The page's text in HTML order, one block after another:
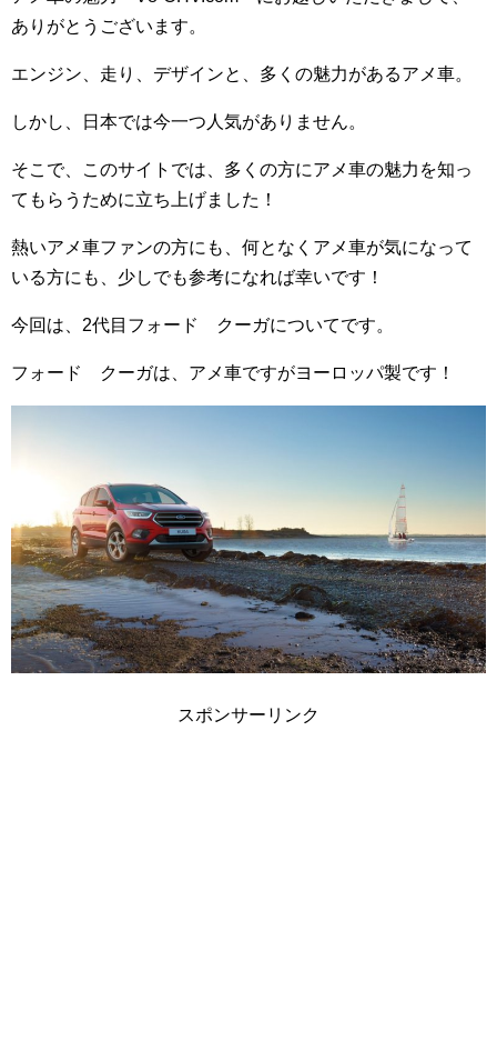
ありがとうございます。
エンジン、走り、デザインと、多くの魅力があるアメ車。
しかし、日本では今一つ人気がありません。
そこで、このサイトでは、多くの方にアメ車の魅力を知っ
てもらうために立ち上げました！
熱いアメ車ファンの方にも、何となくアメ車が気になって
いる方にも、少しでも参考になれば幸いです！
今回は、2代目フォード クーガについてです。
フォード クーガは、アメ車ですがヨーロッパ製です！
スポンサーリンク